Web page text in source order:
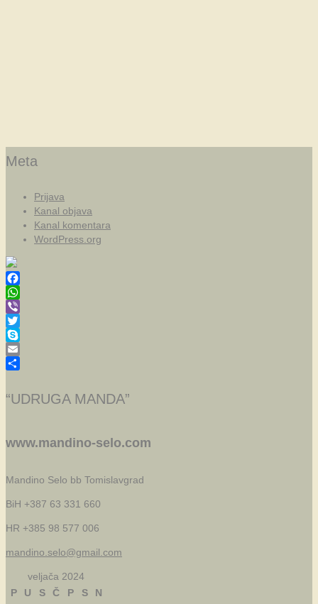
Meta
Prijava
Kanal objava
Kanal komentara
WordPress.org
Facebook
WhatsApp
Viber
Twitter
Skype
Email
“UDRUGA MANDA”
www.mandino-selo.com
Mandino Selo bb Tomislavgrad
BiH +387 63 331 660
HR +385 98 577 006
mandino.selo@gmail.com
veljača 2024
P
U S Č P S N